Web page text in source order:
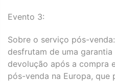
Evento 3:
Sobre o serviço pós-
desfrutam de uma
devolução após a compra
pós-venda na Europa,